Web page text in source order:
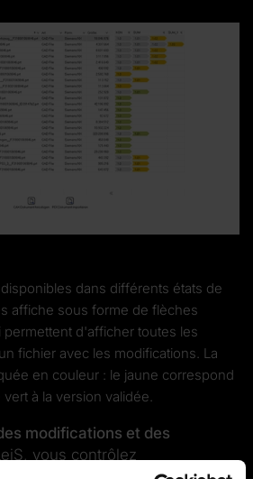
dans différents états de
affiche sous forme de flèches
d'afficher toutes les
fichier avec les modifications. La
en couleur : le jaune correspond
à la version validée.
modifications et des
vous contrôlez